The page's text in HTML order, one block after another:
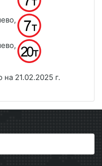
21.02.2025 г.